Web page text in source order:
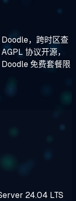
，跨时区查
协议开源，
免费套餐限
24.04 LTS